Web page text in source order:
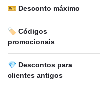
🎫 Desconto máximo
🏷️ Códigos
promocionais
💎 Descontos para
clientes antigos